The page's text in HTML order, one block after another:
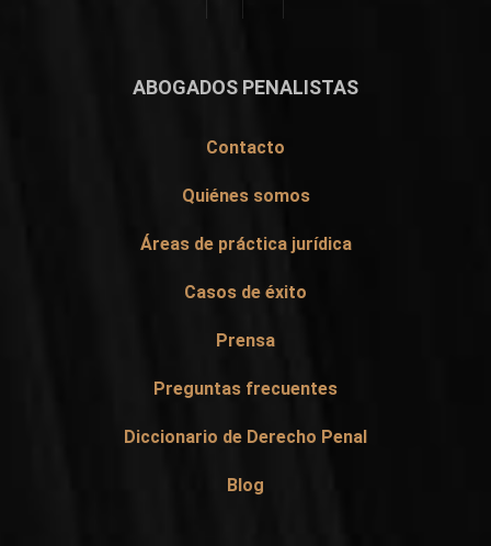
ABOGADOS PENALISTAS
Contacto
Quiénes somos
Áreas de práctica jurídica
Casos de éxito
Prensa
Preguntas frecuentes
Diccionario de Derecho Penal
Blog